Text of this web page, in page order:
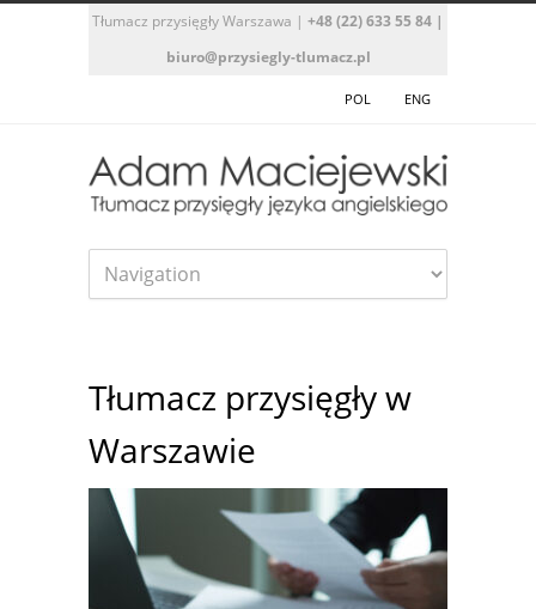
Tłumacz przysięgły Warszawa | +48 (22) 633 55 84 |
biuro@przysiegly-tlumacz.pl
POL ENG
Tłumacz przysięgły w
Warszawie